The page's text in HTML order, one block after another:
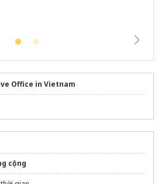
Office in Vietnam
cộng